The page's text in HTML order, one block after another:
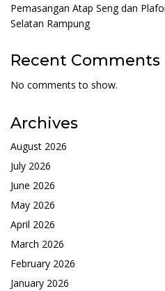
Pemasangan Atap Seng dan
Selatan Rampung
Recent Comments
No comments to show.
Archives
August 2026
July 2026
June 2026
May 2026
April 2026
March 2026
February 2026
January 2026